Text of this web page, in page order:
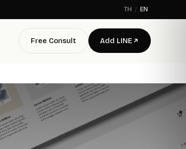
TH / EN
Free Consult Add LINE